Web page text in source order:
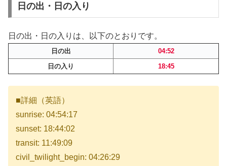
日の出・日の入り
日の出・日の入りは、以下のとおりです。
日の出
04:52
日の入り
18:45
■詳細（英語）
sunrise: 04:54:17
sunset: 18:44:02
transit: 11:49:09
civil_twilight_begin: 04:26:29